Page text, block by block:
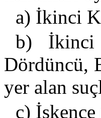
a) İkinci
b) İkinci
Dördüncü,
yer alan
c)